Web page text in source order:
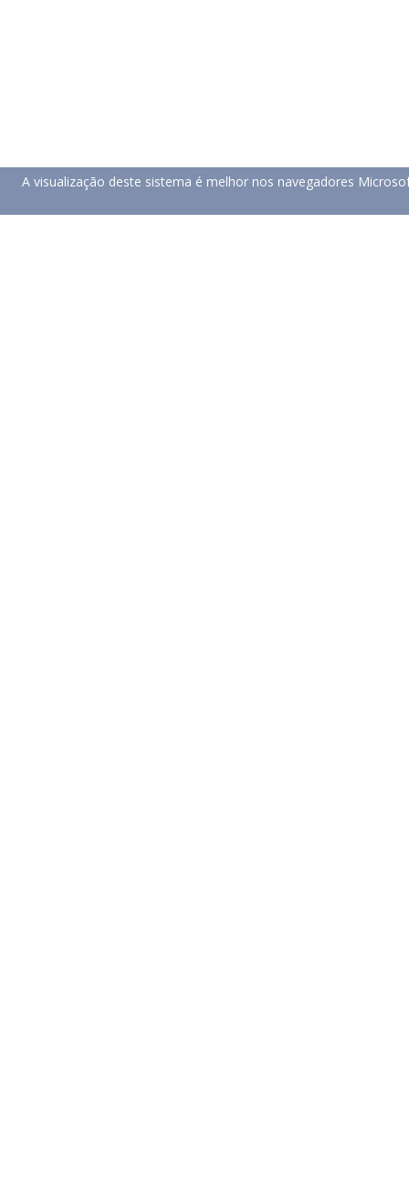
A visualização deste sistema é melhor nos navegadores